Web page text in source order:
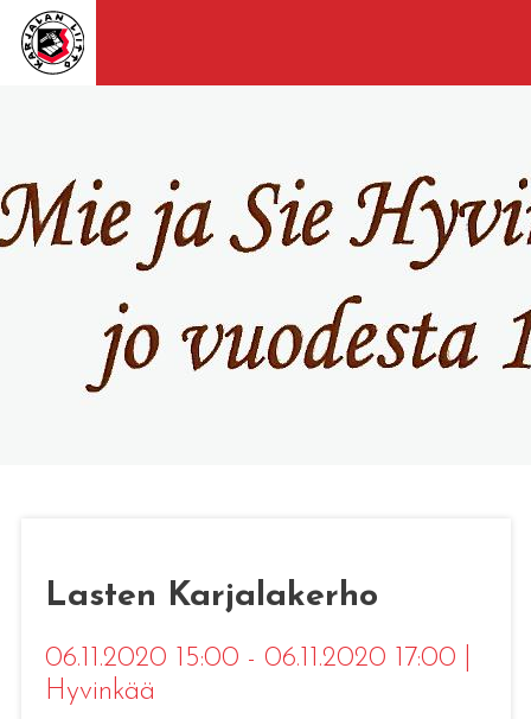
Lasten Karjalakerho
06.11.2020 15:00 - 06.11.2020 17:00
Hyvinkää